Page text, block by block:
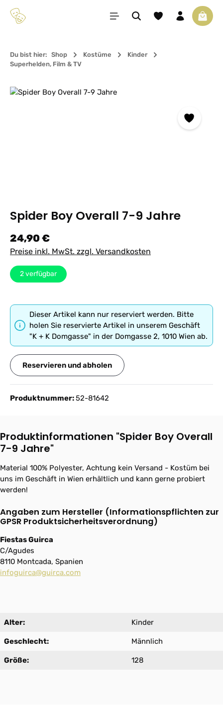
Zum Hauptinhalt springen Du hast 0 Produkte
Du bist hier: Shop Kostüme
Kinder
Superhelden, Film & TV
Bildergalerie überspringen
Spider Boy Overall 7-9 Jahre
Regulärer Preis:
24,90 €
Preise inkl. MwSt. zzgl. Versandkosten
2verfügbar
Dieser Artikel kann nur reserviert werden. Bitte
holen Sie reservierte Artikel in unserem Geschäft
"K + K Domgasse" in der Domgasse 2, 1010 Wien ab.
Reservieren und abholen
Produktnummer:52-81642
Produktinformationen "Spider Boy Overall
7-9 Jahre"
Material 100% Polyester, Achtung kein Versand - Kostüm bei
uns im Geschäft in Wien erhältlich und kann gerne probiert
werden!
Angaben zum Hersteller (Informationspflichten zur
GPSR Produktsicherheitsverordnung)
Fiestas Guirca
C/Agudes
8110 Montcada, Spanien
infoguirca@guirca.com
Alter: Kinder
Geschlecht: Männlich
Größe: 128